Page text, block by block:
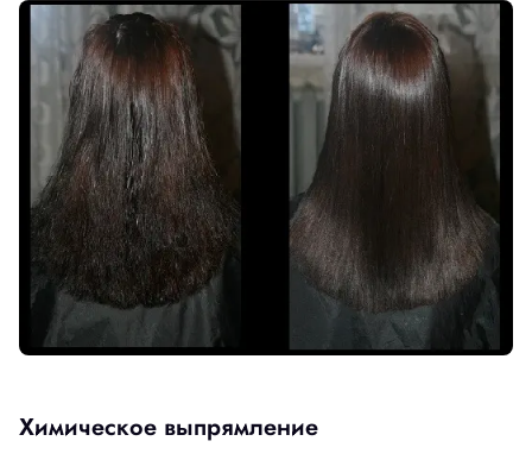
Химическое выпрямление